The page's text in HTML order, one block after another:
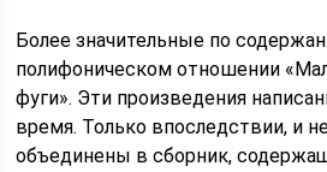
Более значительные по
полифоническом отношении
фуги». Эти произведения
время. Только впоследствии, и
объединены в сборник,